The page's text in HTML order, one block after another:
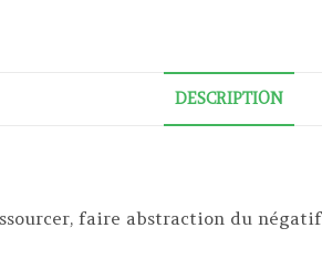
DESCRIPTION
faire abstraction du